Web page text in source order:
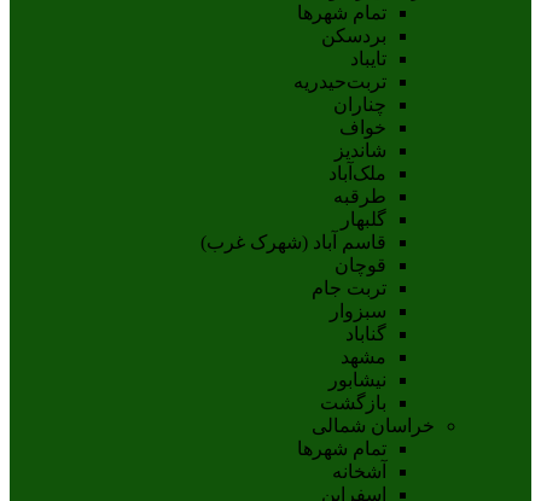
تمام شهر‌ها
بردسکن
تایباد
تربت‌حیدریه
چناران
خواف
شاندیز
ملک‌آباد
طرقبه
گلبهار
قاسم آباد (شهرک غرب)
قوچان
تربت جام
سبزوار
گناباد
مشهد
نيشابور
بازگشت
خراسان شمالی
تمام شهر‌ها
آشخانه
اسفراين